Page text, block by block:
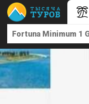
Главная
Туры в Турцию
Туры в Египет